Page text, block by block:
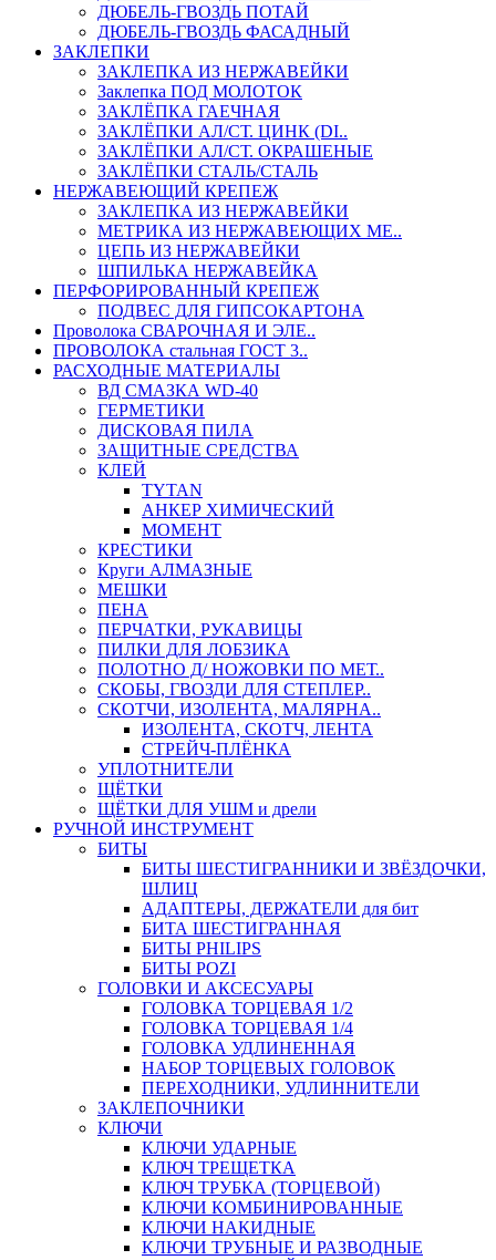
ДЮБЕЛЬ-ГВОЗДЬ ПОТАЙ
ДЮБЕЛЬ-ГВОЗДЬ ФАСАДНЫЙ
ЗАКЛЕПКИ
ЗАКЛЕПКА ИЗ НЕРЖАВЕЙКИ
Заклепка ПОД МОЛОТОК
ЗАКЛЁПКА ГАЕЧНАЯ
ЗАКЛЁПКИ АЛ/СТ. ЦИНК (DI..
ЗАКЛЁПКИ АЛ/СТ. ОКРАШЕНЫЕ
ЗАКЛЁПКИ СТАЛЬ/СТАЛЬ
НЕРЖАВЕЮЩИЙ КРЕПЕЖ
ЗАКЛЕПКА ИЗ НЕРЖАВЕЙКИ
МЕТРИКА ИЗ НЕРЖАВЕЮЩИХ МЕ..
ЦЕПЬ ИЗ НЕРЖАВЕЙКИ
ШПИЛЬКА НЕРЖАВЕЙКА
ПЕРФОРИРОВАННЫЙ КРЕПЕЖ
ПОДВЕС ДЛЯ ГИПСОКАРТОНА
Проволока СВАРОЧНАЯ И ЭЛЕ..
ПРОВОЛОКА стальная ГОСТ 3..
РАСХОДНЫЕ МАТЕРИАЛЫ
ВД СМАЗКА WD-40
ГЕРМЕТИКИ
ДИСКОВАЯ ПИЛА
ЗАЩИТНЫЕ СРЕДСТВА
КЛЕЙ
TYTAN
АНКЕР ХИМИЧЕСКИЙ
МОМЕНТ
КРЕСТИКИ
Круги АЛМАЗНЫЕ
МЕШКИ
ПЕНА
ПЕРЧАТКИ, РУКАВИЦЫ
ПИЛКИ ДЛЯ ЛОБЗИКА
ПОЛОТНО Д/ НОЖОВКИ ПО МЕТ..
СКОБЫ, ГВОЗДИ ДЛЯ СТЕПЛЕР..
СКОТЧИ, ИЗОЛЕНТА, МАЛЯРНА..
ИЗОЛЕНТА, СКОТЧ, ЛЕНТА
СТРЕЙЧ-ПЛЁНКА
УПЛОТНИТЕЛИ
ЩЁТКИ
ЩЁТКИ ДЛЯ УШМ и дрели
РУЧНОЙ ИНСТРУМЕНТ
БИТЫ
БИТЫ ШЕСТИГРАННИКИ И ЗВЁЗДОЧКИ,
ШЛИЦ
АДАПТЕРЫ, ДЕРЖАТЕЛИ для бит
БИТА ШЕСТИГРАННАЯ
БИТЫ PHILIPS
БИТЫ POZI
ГОЛОВКИ И АКСЕСУАРЫ
ГОЛОВКА ТОРЦЕВАЯ 1/2
ГОЛОВКА ТОРЦЕВАЯ 1/4
ГОЛОВКА УДЛИНЕННАЯ
НАБОР ТОРЦЕВЫХ ГОЛОВОК
ПЕРЕХОДНИКИ, УДЛИННИТЕЛИ
ЗАКЛЕПОЧНИКИ
КЛЮЧИ
КЛЮЧИ УДАРНЫЕ
КЛЮЧ ТРЕЩЕТКА
КЛЮЧ ТРУБКА (ТОРЦЕВОЙ)
КЛЮЧИ КОМБИНИРОВАННЫЕ
КЛЮЧИ НАКИДНЫЕ
КЛЮЧИ ТРУБНЫЕ И РАЗВОДНЫЕ